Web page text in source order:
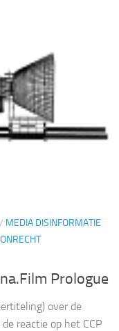
/ MEDIA DISINFORMATIE
Prologue
over de
reactie op het CCP